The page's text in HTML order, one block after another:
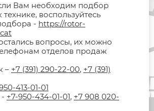
Вам необходим подбор
технике, воспользуйтесь
- https://rotor-
вопросы, их можно
отделов продаж
– +7 (391) 290-22-00, +7 (391)
413-01-01
+7-950-434-01-01, +7 908 020-